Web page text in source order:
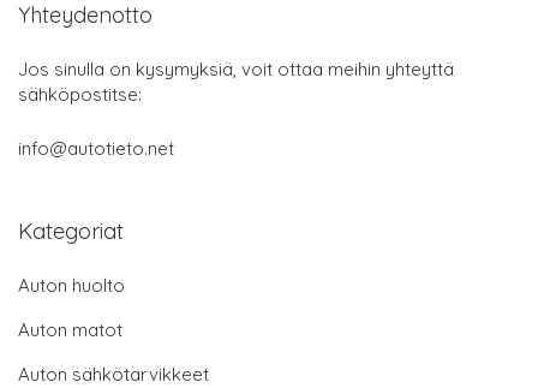
Yhteydenotto
Jos sinulla on kysymyksiä, voit ottaa meihin yhteyttä
sähköpostitse:
info@autotieto.net
Kategoriat
Auton huolto
Auton matot
Auton sähkötarvikkeet